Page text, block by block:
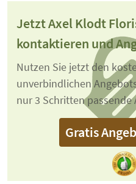
Jetzt Axel Klodt
kontaktieren und
Nutzen Sie jetzt den
unverbindlichen
nur 3 Schritten
Gratis